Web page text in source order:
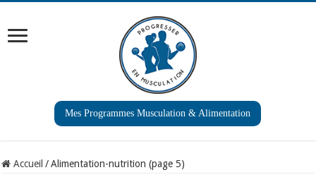
Mes Programmes Musculation & Alimentation
Accueil / Alimentation-nutrition (page 5)